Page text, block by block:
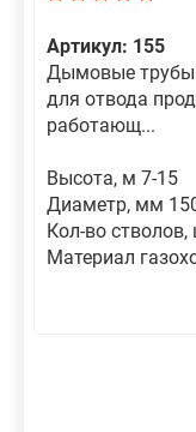
Артикул: 155
Дымовые трубы
для отвода
работающ...
Высота, м 7-15
Диаметр, мм
Кол-во стволов,
Материал